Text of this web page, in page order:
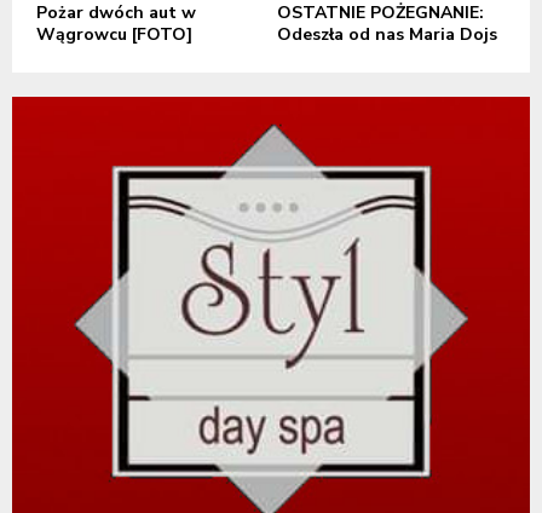
Pożar dwóch aut w
Wągrowcu [FOTO]
OSTATNIE POŻEGNANIE:
Odeszła od nas Maria Dojs